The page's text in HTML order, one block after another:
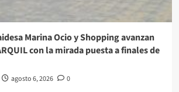
Marina Ocio y Shopping avanzan
con la mirada puesta a finales de
agosto 6, 2026 0